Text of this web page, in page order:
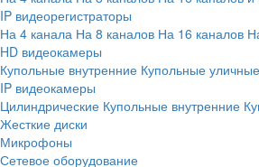
IP видеорегистраторы
На 4 канала На 8 каналов На 16 каналов
HD видеокамеры
Купольные внутренние Купольные
IP видеокамеры
Цилиндрические Купольные внутренние
Жесткие диски
Микрофоны
Сетевое оборудование